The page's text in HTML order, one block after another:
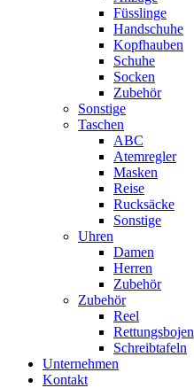
Füsslinge
Handschuhe
Kopfhauben
Schuhe
Socken
Zubehör
Sonstige
Taschen
ABC
Atemregler
Masken
Reise
Rucksäcke
Sonstige
Uhren
Damen
Herren
Zubehör
Zubehör
Reel
Rettungsbojen
Schreibtafeln
Unternehmen
Kontakt